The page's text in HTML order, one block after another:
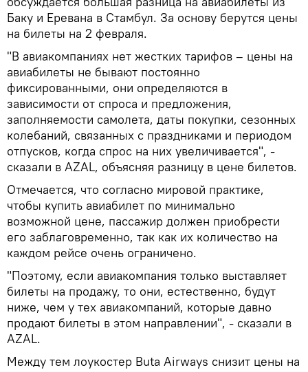
Баку и Еревана в Стамбул. За основу берутся цены
на билеты на 2 февраля.
"В авиакомпаниях нет жестких тарифов – цены на
авиабилеты не бывают постоянно
фиксированными, они определяются в
зависимости от спроса и предложения,
заполняемости самолета, даты покупки, сезонных
колебаний, связанных с праздниками и периодом
отпусков, когда спрос на них увеличивается", -
сказали в AZAL, объясняя разницу в цене билетов.
Отмечается, что согласно мировой практике,
чтобы купить авиабилет по минимально
возможной цене, пассажир должен приобрести
его заблаговременно, так как их количество на
каждом рейсе очень ограничено.
"Поэтому, если авиакомпания только выставляет
билеты на продажу, то они, естественно, будут
ниже, чем у тех авиакомпаний, которые давно
продают билеты в этом направлении", - сказали в
AZAL.
Между тем лоукостер Buta Airways снизит цены на